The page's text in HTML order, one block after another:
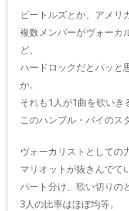
ビートルズとか、アメリ
複数メンバーがヴォーカ
ど、
ハードロックだとパッと
か。
それも1人が1曲を歌いき
このハンブル・パイのス
ヴォーカリストとしての
マリオットが抜きんでて
パート分け、歌い切りの
3人の比率はほぼ均等。